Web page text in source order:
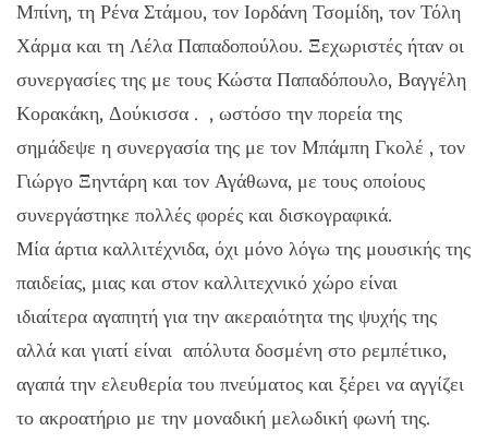
Μπίνη, τη Ρένα Στάμου, τον Ιορδάνη Τσομίδη, τον Τόλη
Χάρμα και τη Λέλα Παπαδοπούλου. Ξεχωριστές ήταν οι
συνεργασίες της με τους Κώστα Παπαδόπουλο, Βαγγέλη
Κορακάκη, Δούκισσα . , ωστόσο την πορεία της
σημάδεψε η συνεργασία της με τον Μπάμπη Γκολέ , τον
Γιώργο Ξηντάρη και τον Αγάθωνα, με τους οποίους
συνεργάστηκε πολλές φορές και δισκογραφικά.
Μία άρτια καλλιτέχνιδα, όχι μόνο λόγω της μουσικής της
παιδείας, μιας και στον καλλιτεχνικό χώρο είναι
ιδιαίτερα αγαπητή για την ακεραιότητα της ψυχής της
αλλά και γιατί είναι απόλυτα δοσμένη στο ρεμπέτικο,
αγαπά την ελευθερία του πνεύματος και ξέρει να αγγίζει
το ακροατήριο με την μοναδική μελωδική φωνή της.